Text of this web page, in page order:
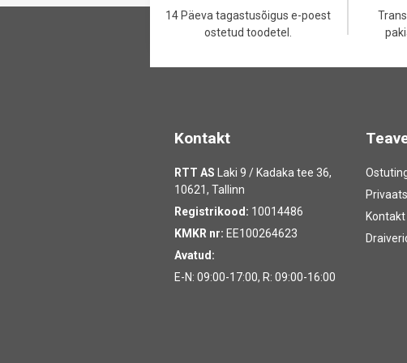
14 Päeva tagastusõigus e-poest
ostetud toodetel.
Kontakt
RTT AS Laki 9 / Kadaka tee 36,
10621, Tallinn
Registrikood: 10014486
KMKR nr: EE100264623
Avatud:
E-N: 09:00-17:00, R: 09:00-16:00
Kontakt